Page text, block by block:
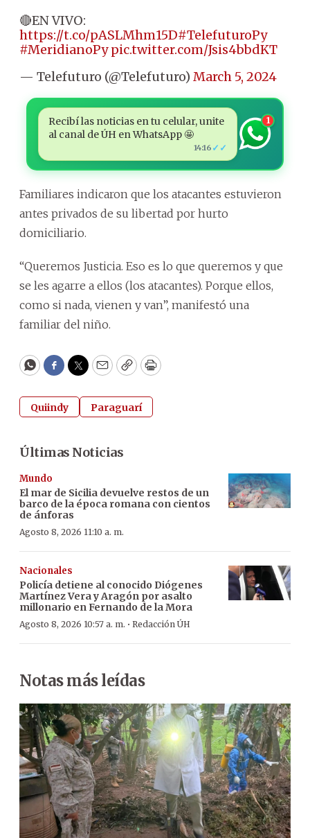
🔴EN VIVO:
https://t.co/pASLMhm15D#TelefuturoPy
#MeridianoPy pic.twitter.com/Jsis4bbdKT
— Telefuturo (@Telefuturo) March 5, 2024
Recibí las noticias en tu celular, unite
al canal de ÚH en WhatsApp 🤩
14:16 ✓✓
1
Familiares indicaron que los atacantes estuvieron
antes privados de su libertad por hurto
domiciliario.
“Queremos Justicia. Eso es lo que queremos y que
se les agarre a ellos (los atacantes). Porque ellos,
como si nada, vienen y van”, manifestó una
familiar del niño.
WhatsApp
Facebook
Twitter
EmailCopyPrint
Quiindy Paraguarí
Últimas Noticias
Mundo
El mar de Sicilia devuelve restos de un
barco de la época romana con cientos
de ánforas
Agosto 8, 2026 11:10 a. m.
Nacionales
Policía detiene al conocido Diógenes
Martínez Vera y Aragón por asalto
millonario en Fernando de la Mora
Agosto 8, 2026 10:57 a. m. · Redacción ÚH
Notas más leídas